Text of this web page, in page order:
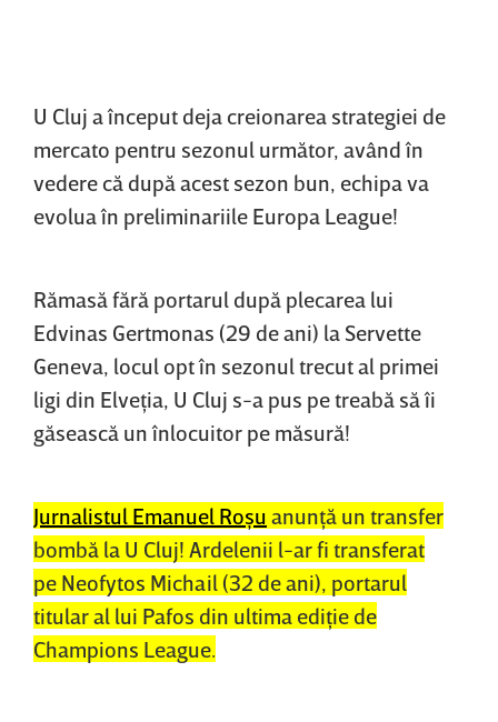
U Cluj a început deja creionarea strategiei de
mercato pentru sezonul următor, având în
vedere că după acest sezon bun, echipa va
evolua în preliminariile Europa League!
Rămasă fără portarul după plecarea lui
Edvinas Gertmonas (29 de ani) la Servette
Geneva, locul opt în sezonul trecut al primei
ligi din Elveţia, U Cluj s-a pus pe treabă să îi
găsească un înlocuitor pe măsură!
Jurnalistul Emanuel Roşu anunţă un transfer
bombă la U Cluj! Ardelenii l-ar fi transferat
pe Neofytos Michail (32 de ani), portarul
titular al lui Pafos din ultima ediţie de
Champions League.